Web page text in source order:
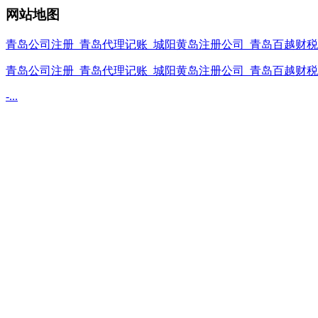
网站地图
青岛公司注册_青岛代理记账_城阳黄岛注册公司_青岛百越财
青岛公司注册_青岛代理记账_城阳黄岛注册公司_青岛百越财
-...